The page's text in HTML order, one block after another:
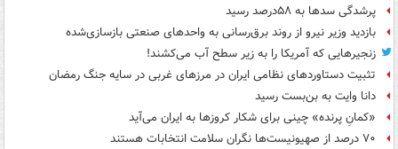
پرشدگی سدها به ۵۸درصد رسید
بازدید وزیر نیرو از روند برق‌رسانی به واحدهای صنعتی بازسازی‌شده
زنجیرهایی که آمریکا را به زیر سطح آب می‌کشند!
تثبیت دستاوردهای نظامی ایران در مرزهای غربی در سایه جنگ رمضان
دانا وایت به بن‌بست رسید
«کمانِ پرنده» چینی برای شکار کروزها به ایران می‌آید
۷۰ درصد از صهیونیست‌ها نگران سلامت انتخابات هستند